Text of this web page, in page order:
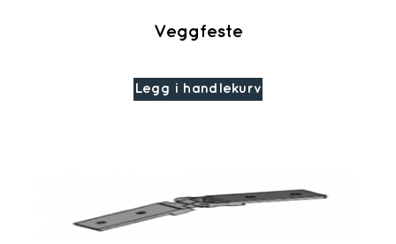
Veggfeste
Legg i handlekurv